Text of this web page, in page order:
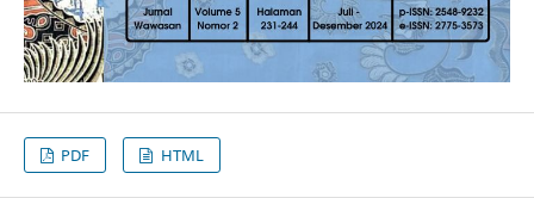
PDF HTML